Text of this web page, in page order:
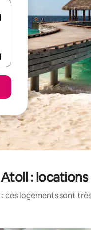
:
: ces logements sont